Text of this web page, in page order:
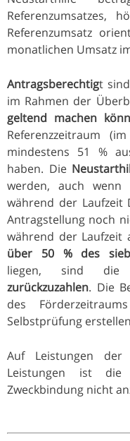
Referenzumsatzes,
Referenzumsatz
monatlichen Umsatz
Antragsberechtigt
im Rahmen der
geltend machen
Referenzzeitraum
mindestens 51 %
haben. Die
werden, auch wenn
während der Laufzeit
Antragstellung noch
während der Laufzeit
über 50 % des
liegen, sind die
zurückzuzahlen. Die
des
Selbstprüfung
Auf Leistungen der
Leistungen ist die
Zweckbindung nicht